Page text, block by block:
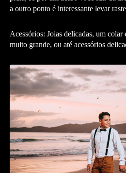
a outro ponto é interessante levar
Acessórios: Joias delicadas, um
muito grande, ou até acessórios